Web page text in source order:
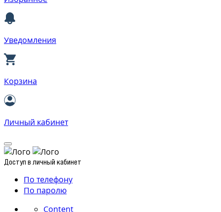
Уведомления
Корзина
Личный кабинет
Доступ в личный кабинет
По телефону
По паролю
Content